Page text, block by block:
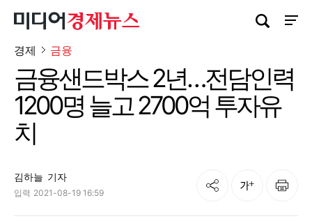
사이
검색창 열기
경제 금융
금융샌드박스 2년…전담인력
1200명 늘고 2700억 투자유
치
김하늘 기자
입력 2021-08-19 16:59
공유 글자크기 인쇄